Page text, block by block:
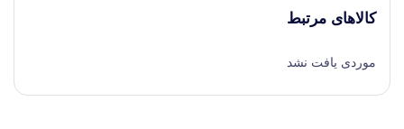
کالاهای مرتبط
موردی یافت نشد